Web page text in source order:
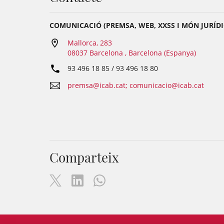
COMUNICACIÓ (PREMSA, WEB, XXSS I MÓN
Mallorca, 283
08037 Barcelona , Barcelona (Espanya)
93 496 18 85 / 93 496 18 80
premsa@icab.cat; comunicacio@icab.cat
Comparteix